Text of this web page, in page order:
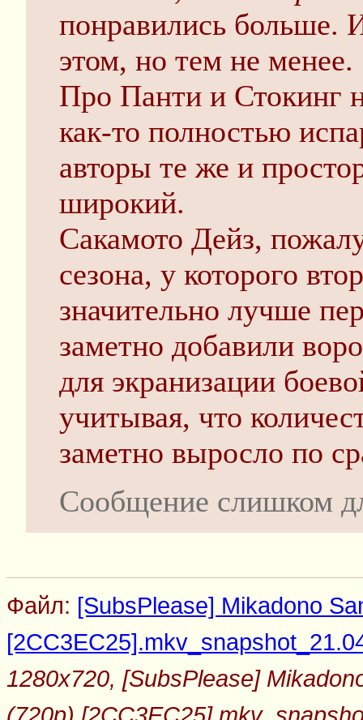
понравились больше.
этом, но тем не менее.
Про Панти и Стокинг
как-то полностью
авторы те же и
широкий.
Сакамото Дейз,
сезона, у которого
значительно лучше
заметно добавили
для экранизации
учитывая, что
заметно выросло по
Сообщение слишком
Файл: [SubsPlease] Mikadono
1280x720, [SubsPlease]